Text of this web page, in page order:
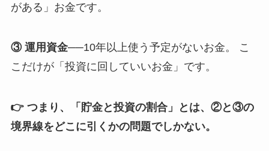
がある」お金です。
③ 運用資金──10年以上使う予定がないお金。 こ
こだけが「投資に回していいお金」です。
👉 つまり、「貯金と投資の割合」とは、②と③の
境界線をどこに引くかの問題でしかない。